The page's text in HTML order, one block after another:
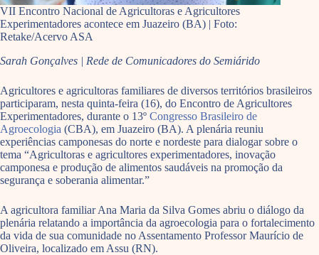
VII Encontro Nacional de Agricultoras e Agricultores
Experimentadores acontece em Juazeiro (BA) | Foto:
Retake/Acervo ASA
Sarah Gonçalves | Rede de Comunicadores do Semiárido
Agricultores e agricultoras familiares de diversos territórios brasileiros
participaram, nesta quinta-feira (16), do Encontro de Agricultores
Experimentadores, durante o 13º Congresso Brasileiro de
Agroecologia (CBA), em Juazeiro (BA). A plenária reuniu
experiências camponesas do norte e nordeste para dialogar sobre o
tema “Agricultoras e agricultores experimentadores, inovação
camponesa e produção de alimentos saudáveis na promoção da
segurança e soberania alimentar.”
A agricultora familiar Ana Maria da Silva Gomes abriu o diálogo da
plenária relatando a importância da agroecologia para o fortalecimento
da vida de sua comunidade no Assentamento Professor Maurício de
Oliveira, localizado em Assu (RN).